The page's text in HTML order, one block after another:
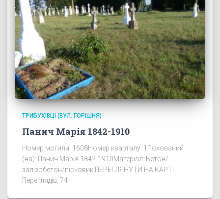
ТРИБУХІВЦІ (ВУЛ. ГОРІШНЯ)
Панич Марія 1842-1910
Номер могили: 1608Номер кварталу: 1Похований
(на): Панич Марія 1842-1910Матеріал: Бетон/
залізобетон/пісковик ПЕРЕГЛЯНУТИ НА КАРТІ
Переглядів: 74